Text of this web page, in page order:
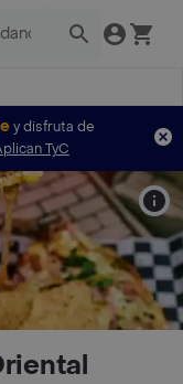
y disfruta de
TyC